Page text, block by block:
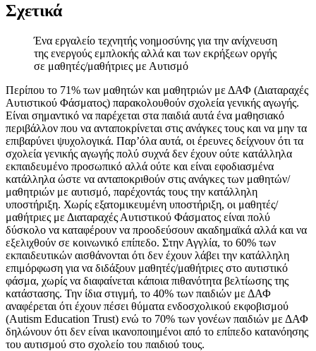
Σχετικά
Ένα εργαλείο τεχνητής νοημοσύνης για την ανίχνευση
της ενεργούς εμπλοκής αλλά και των εκρήξεων οργής
σε μαθητές/μαθήτριες με Αυτισμό
Περίπου το 71% των μαθητών και μαθητριών με ΔΑΦ (Διαταραχές
Αυτιστικού Φάσματος) παρακολουθούν σχολεία γενικής αγωγής.
Είναι σημαντικό να παρέχεται στα παιδιά αυτά ένα μαθησιακό
περιβάλλον που να ανταποκρίνεται στις ανάγκες τους και να μην τα
επιβαρύνει ψυχολογικά. Παρ’όλα αυτά, οι έρευνες δείχνουν ότι τα
σχολεία γενικής αγωγής πολύ συχνά δεν έχουν ούτε κατάλληλα
εκπαιδευμένο προσωπικό αλλά ούτε και είναι εφοδιασμένα
κατάλληλα ώστε να ανταποκριθούν στις ανάγκες των μαθητών/
μαθητριών με αυτισμό, παρέχοντάς τους την κατάλληλη
υποστήριξη. Χωρίς εξατομικευμένη υποστήριξη, οι μαθητές/
μαθήτριες με Διαταραχές Αυτιστικού Φάσματος είναι πολύ
δύσκολο να καταφέρουν να προοδεύσουν ακαδημαϊκά αλλά και να
εξελιχθούν σε κοινωνικό επίπεδο. Στην Αγγλία, το 60% των
εκπαιδευτικών αισθάνονται ότι δεν έχουν λάβει την κατάλληλη
επιμόρφωση για να διδάξουν μαθητές/μαθήτριες στο αυτιστικό
φάσμα, χωρίς να διαφαίνεται κάποια πιθανότητα βελτίωσης της
κατάστασης. Την ίδια στιγμή, το 40% των παιδιών με ΔΑΦ
αναφέρεται ότι έχουν πέσει θύματα ενδοσχολικού εκφοβισμού
(Autism Education Trust) ενώ το 70% των γονέων παιδιών με ΔΑΦ
δηλώνουν ότι δεν είναι ικανοποιημένοι από το επίπεδο κατανόησης
του αυτισμού στο σχολείο του παιδιού τους.